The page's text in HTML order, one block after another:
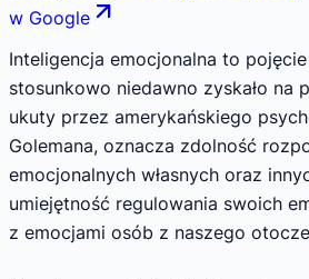
w Google
Inteligencja emocjonalna to
stosunkowo niedawno zyskało na
ukuty przez amerykańskiego
Golemana, oznacza zdolność
emocjonalnych własnych oraz
umiejętność regulowania swoich
z emocjami osób z naszego